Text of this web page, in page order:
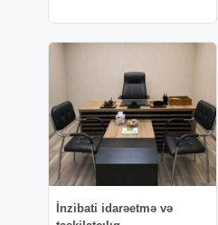
İnzibati idarəetmə və